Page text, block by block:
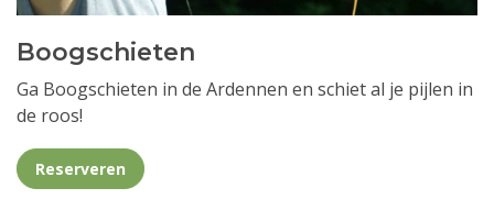
Boogschieten
Ga Boogschieten in de Ardennen en schiet al je pijlen in
de roos!
Reserveren